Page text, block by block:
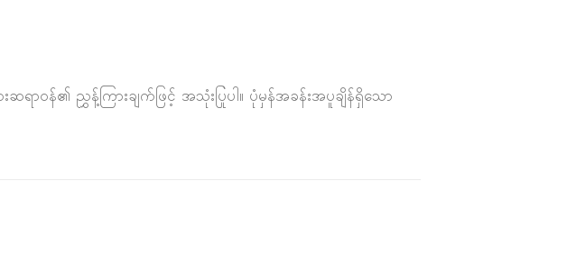
ဆရာ၀န်၏ ညွှန့်ကြားချက်ဖြင့် အသုံးပြုပါ။ ပုံမှန်အခန်းအပူချိန်ရှိသော